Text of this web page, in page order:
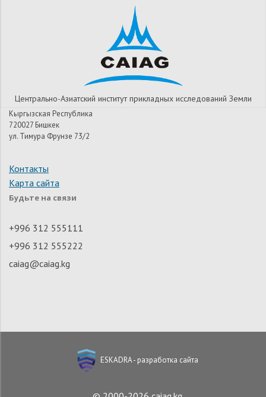
Центрально-Азиатский институт прикладных исследований Земли
Кыргызская Республика
720027 Бишкек
ул. Тимура Фрунзе 73/2
Контакты
Карта сайта
Будьте на связи
+996 312 555111
+996 312 555222
caiag@caiag.kg
ESKADRA - разработка сайта